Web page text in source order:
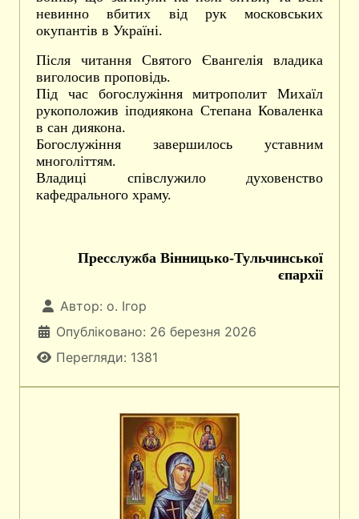
невинно вбитих від рук московських
окупантів в Україні.
Після читання Святого Євангелія владика
виголосив проповідь.
Під час богослужіння митрополит Михаїл
рукоположив іподиякона Степана Коваленка
в сан диякона.
Богослужіння завершилось уставним
многоліттям.
Владиці співслужило духовенство
кафедрального храму.
Пресслужба Вінницько-Тульчинської
єпархії
Автор: о. Ігор
Опубліковано: 26 березня 2026
Перегляди: 1381